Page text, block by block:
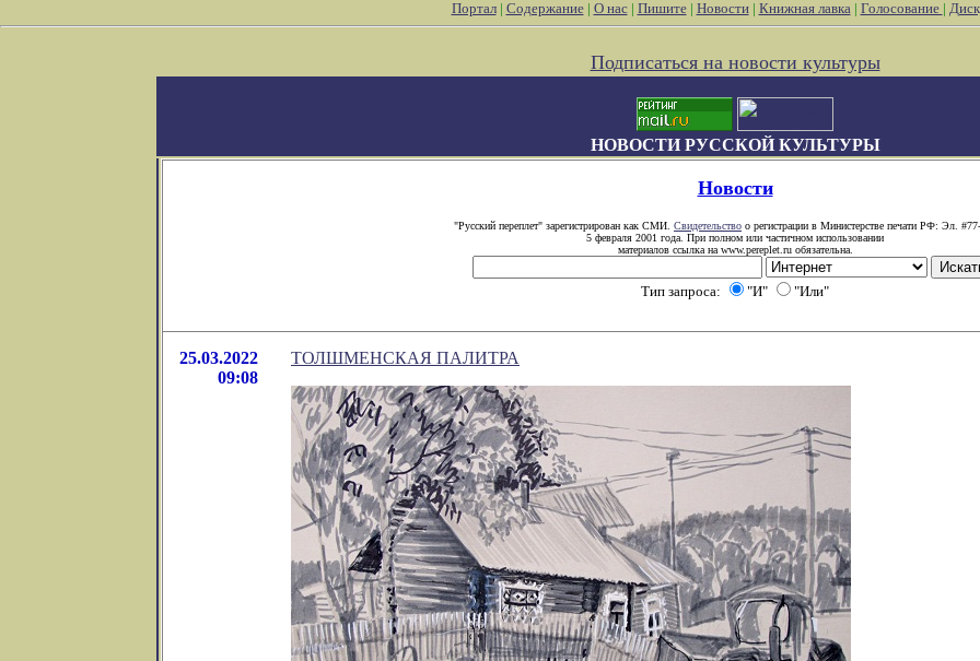
Портал| Содержание| О нас| Пишите| Новости| Книжная лавка| Голосование |
Подписаться на новости культуры
НОВОСТИ РУССКОЙ КУЛЬТУРЫ
Новости
"Русский переплет" зарегистрирован как СМИ. Свидетельство о регистрации в Министерстве печати РФ: Эл.
5 февраля 2001 года. При полном или частичном использовании
материалов ссылка на www.pereplet.ru обязательна.
Тип запроса: "И" "Или"
25.03.2022
09:08
ТОЛШМЕНСКАЯ ПАЛИТРА